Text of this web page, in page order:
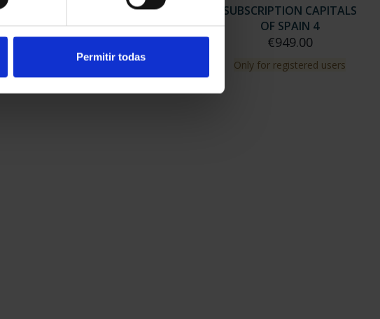
Permitir todas
SUBSCRIPTION CAPITALS
OF SPAIN 3
€949.00
Only for registered users
SUBSCRIPTION CAPITALS
OF SPAIN 4
€949.00
Only for registered users